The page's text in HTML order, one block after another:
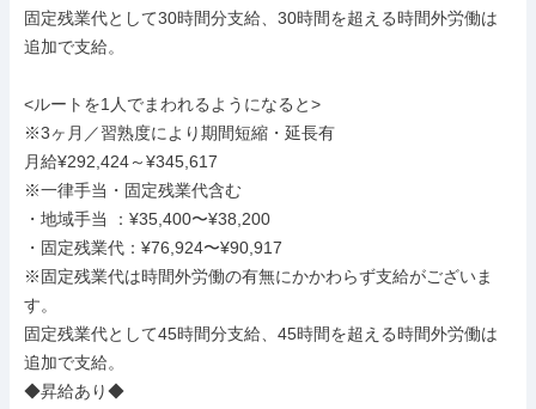
固定残業代として30時間分支給、30時間を超える時間外労働は
追加で支給。
<ルートを1人でまわれるようになると>
※3ヶ月／習熟度により期間短縮・延長有
月給¥292,424～¥345,617
※一律手当・固定残業代含む
・地域手当 ：¥35,400〜¥38,200
・固定残業代：¥76,924〜¥90,917
※固定残業代は時間外労働の有無にかかわらず支給がございま
す。
固定残業代として45時間分支給、45時間を超える時間外労働は
追加で支給。
◆昇給あり◆